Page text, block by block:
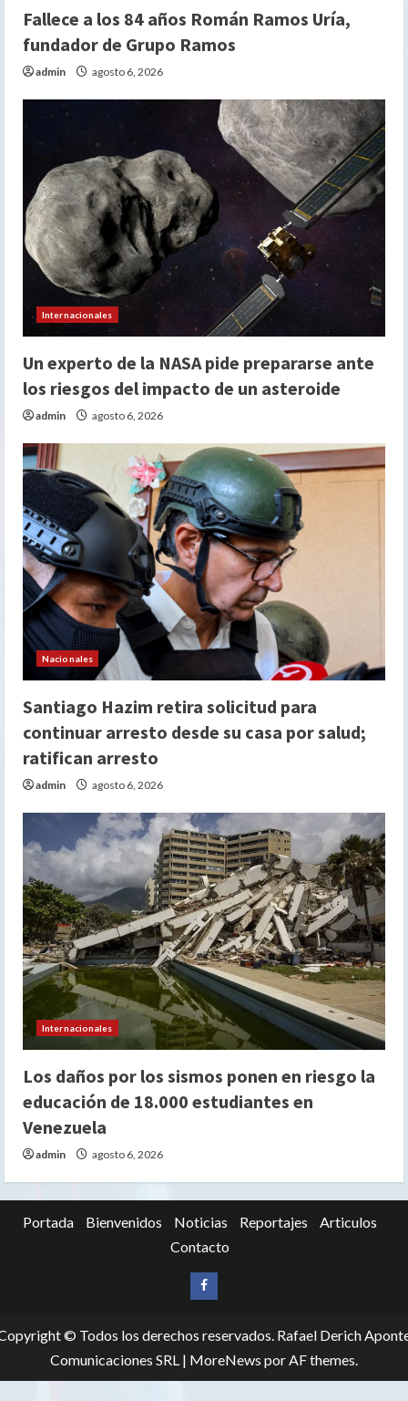
Fallece a los 84 años Román Ramos Uría,
fundador de Grupo Ramos
admin agosto 6, 2026
Internacionales
Un experto de la NASA pide prepararse ante
los riesgos del impacto de un asteroide
admin agosto 6, 2026
Nacionales
Santiago Hazim retira solicitud para
continuar arresto desde su casa por salud;
ratifican arresto
admin agosto 6, 2026
Internacionales
Los daños por los sismos ponen en riesgo la
educación de 18.000 estudiantes en
Venezuela
admin agosto 6, 2026
Portada Bienvenidos Noticias Reportajes
Articulos
Contacto
Siganos
Facebook
© Todos los derechos reservados. Rafael Derich
Comunicaciones SRL | MoreNews por AF themes.